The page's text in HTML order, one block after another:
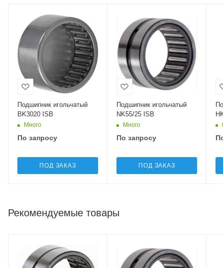
Подшипник игольчатый
BK3020 ISB
Много
По запросу
ПОД ЗАКАЗ
Подшипник игольчатый
NK55/25 ISB
Много
По запросу
ПОД ЗАКАЗ
Рекомендуемые товары